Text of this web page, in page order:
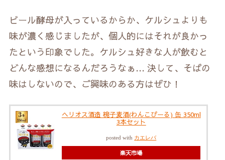
ビール酵母が入っているからか、ケルシュよりも
味が濃く感じましたが、個人的にはそれが良かっ
たという印象でした。ケルシュ好きな人が飲むと
どんな感想になるんだろうなぁ… 決して、そばの
味はしないので、ご興味のある方はぜひ！
ヘリオス酒造 椀子麦酒(わんこびーる) 缶 350ml
3本セット
posted with カエレバ
楽天市場